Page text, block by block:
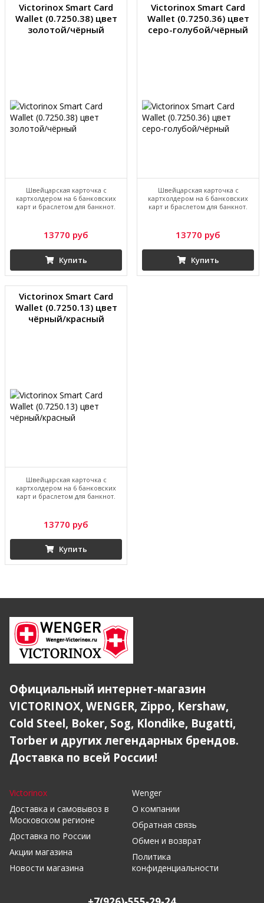
Victorinox Smart Card
Wallet (0.7250.38) цвет
золотой/чёрный
Швейцарская карточка с
картхолдером на 6 банковских
карт и браслетом для банкнот.
13770 руб
Купить
Victorinox Smart Card
Wallet (0.7250.36) цвет
серо-голубой/чёрный
Швейцарская карточка с
картхолдером на 6 банковских
карт и браслетом для банкнот.
13770 руб
Купить
Victorinox Smart Card
Wallet (0.7250.13) цвет
чёрный/красный
Швейцарская карточка с
картхолдером на 6 банковских
карт и браслетом для банкнот.
13770 руб
Купить
Официальный интернет-магазин
VICTORINOX, WENGER, Zippo, Kershaw,
Cold Steel, Boker, Sog, Klondike, Bugatti,
Torber и других легендарных брендов.
Доставка по всей России!
Victorinox
Доставка и самовывоз в
Московском регионе
Доставка по России
Акции магазина
Новости магазина
Wenger
О компании
Обратная связь
Обмен и возврат
Политика
конфиденциальности